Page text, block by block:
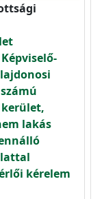
lakás
kérelem